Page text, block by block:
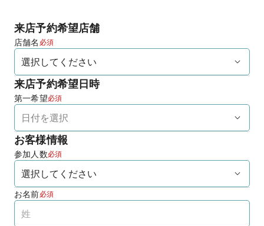
来店予約希望店舗
店舗名 必須
来店予約希望日時
第一希望必須
お客様情報
参加人数必須
お名前必須